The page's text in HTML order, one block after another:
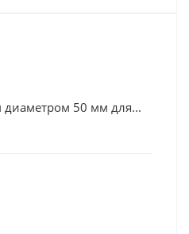
диаметром 50 мм для...